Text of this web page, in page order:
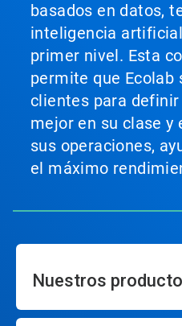
basados en datos,
inteligencia
primer nivel. Esta
permite que Ecolab
clientes para
mejor en su clase y
sus operaciones,
el máximo
Nuestros